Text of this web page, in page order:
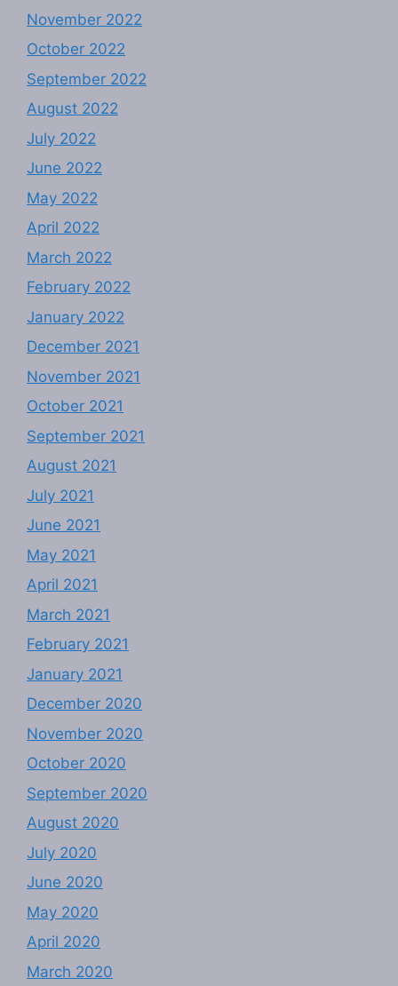
November 2022
October 2022
September 2022
August 2022
July 2022
June 2022
May 2022
April 2022
March 2022
February 2022
January 2022
December 2021
November 2021
October 2021
September 2021
August 2021
July 2021
June 2021
May 2021
April 2021
March 2021
February 2021
January 2021
December 2020
November 2020
October 2020
September 2020
August 2020
July 2020
June 2020
May 2020
April 2020
March 2020